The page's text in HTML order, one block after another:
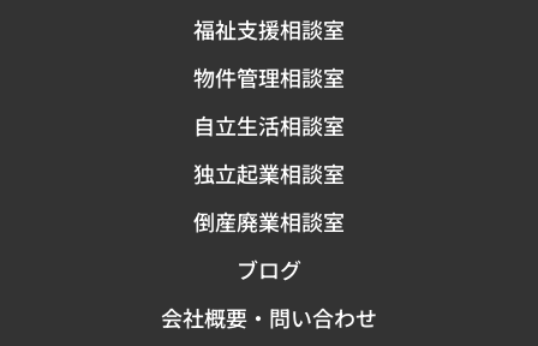
福祉支援相談室
物件管理相談室
自立生活相談室
独立起業相談室
倒産廃業相談室
ブログ
会社概要・問い合わせ